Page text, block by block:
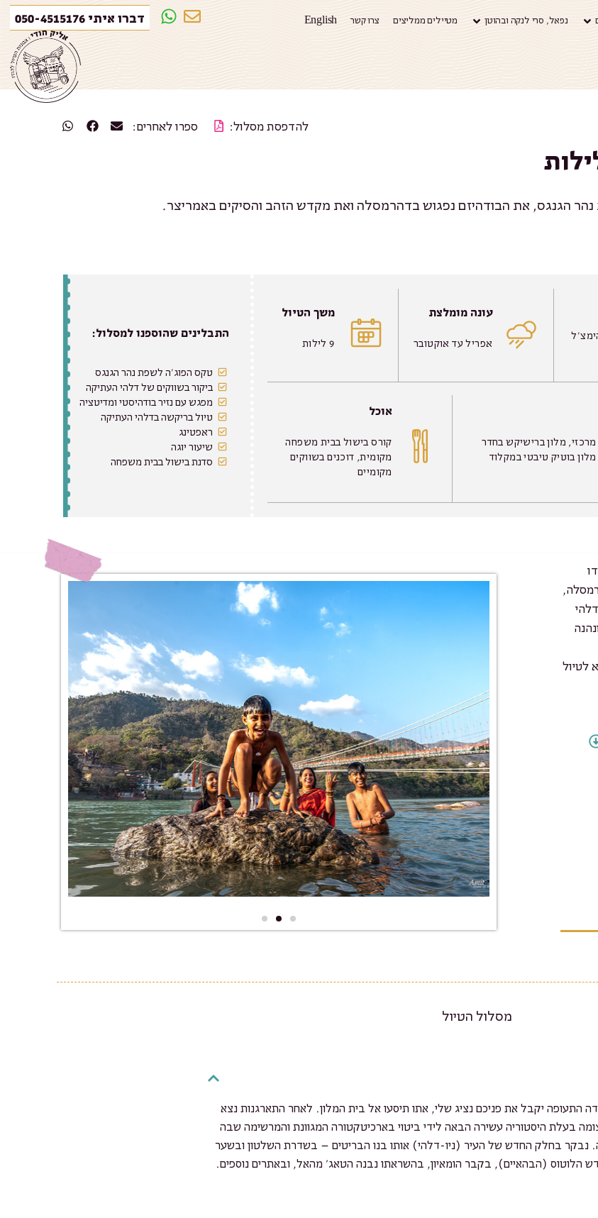
נפאל, סרי לנקה ובהוטן מטיילים ממליצים צרו קשר English דברו איתי 050-4515176
להדפסת מסלול: ספרו לאחרים:
הגנגס, את הבודהיזם נפגוש בדהרמסלה ואת מקדש הזהב והסיקים באמריצר.
עונה מומלצת
אפריל עד אוקטובר
משך הטיול
9 לילות
מרכזי, מלון ברישיקש בחדר
בוטיק טיבטי במקלוד
אוכל
קורס בישול בבית משפחה
מקומית, דוכנים בשווקים
מקומיים
התבלינים שהוספנו למסלול:
טקס הפוג'ה לשפת נהר הגנגס
ביקור בשווקים של דלהי העתיקה
מפגש עם נזיר בודהיסטי ומדיטציה
טיול בריקשה בדלהי העתיקה
ראפטינג
שיעור יוגה
סדנת בישול בבית משפחה
לטיול
מסלול הטיול
בשעה 08:00. בשדה התעופה יקבל את פניכם נציג שלי, אתו תיסעו אל בית המלון. לאחר התארגנות נצא
בעלת היסטוריה עשירה הבאה לידי ביטוי בארכיטקטורה המגוונת והמרשימה שבה
נבקר בחלק החדש של העיר (ניו-דלהי) אותו בנו הבריטים – בשדרת השלטון ובשער
הלוטוס (הבהאיים), בקבר הומאיון, בהשראתו נבנה הטאג’ מהאל, ובאתרים נוספים.